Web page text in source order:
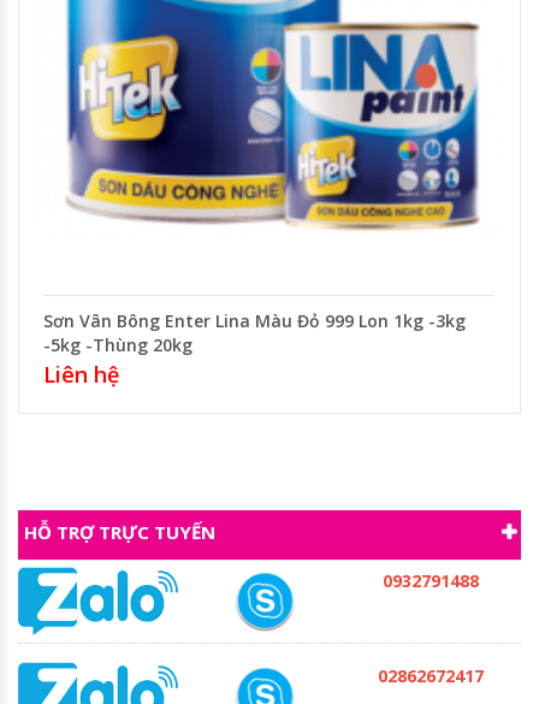
Sơn Vân Bông Enter Lina Màu Đỏ 999 Lon 1kg -3kg
-5kg -Thùng 20kg
Liên hệ
HỖ TRỢ TRỰC TUYẾN
0932791488
02862672417